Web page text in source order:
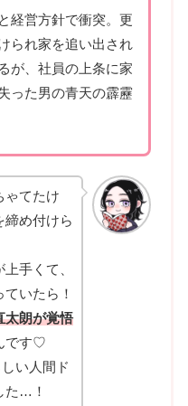
経営方針で衝突。更
られ家を追い出され
が、社員の上条に家
た男の青天の霹靂
ゃてたけ
締め付けら
手くて、
いたら！
太朗が覚悟
です♡
い人間ド
た…！